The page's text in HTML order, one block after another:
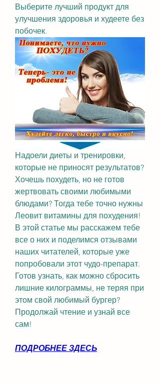
Выберите лучший продукт для
улучшения здоровья и худеете без
побочек.
Надоели диеты и тренировки,
которые не приносят результатов?
Хочешь похудеть, но не готов
жертвовать своими любимыми
блюдами? Тогда тебе точно нужны
Леовит витамины для похудения!
В этой статье мы расскажем тебе
все о них и поделимся отзывами
наших читателей, которые уже
попробовали этот чудо-препарат.
Готов узнать, как можно сбросить
лишние килограммы, не теряя при
этом свой любимый бургер?
Продолжай чтение и узнай все
сам!
ПОДРОБНЕЕ ЗДЕСЬ